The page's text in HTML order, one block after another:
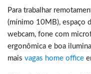
Para trabalhar
(mínimo 10MB), espaço
webcam, fone com
ergonômica e boa
mais vagas home office